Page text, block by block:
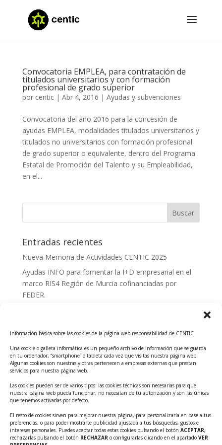
Información básica sobre las cookies de la página web responsabilidad de CENTIC
Una cookie o galleta informática es un pequeño archivo de información que se guarda
en tu ordenador, “smartphone” o tableta cada vez que visitas nuestra página web.
Algunas cookies son nuestras y otras pertenecen a empresas externas que prestan
servicios para nuestra página web.
Las cookies pueden ser de varios tipos: las cookies técnicas son necesarias para que
nuestra página web pueda funcionar, no necesitan de tu autorización y son las únicas
que tenemos activadas por defecto.
El resto de cookies sirven para mejorar nuestra página, para personalizarla en base a tus
preferencias, o para poder mostrarte publicidad ajustada a tus búsquedas, gustos e
intereses personales. Puedes aceptar todas estas cookies pulsando el botón ACEPTAR,
rechazarlas pulsando el botón RECHAZAR o configurarlas clicando en el apartado VER
Convocatoria EMPLEA, para contratación de
titulados universitarios y con formación
profesional de grado superior
por centic| Abr 4, 2016 | Ayudas y subvenciones
Convocatoria del año 2016 para la concesión de
ayudas EMPLEA, modalidades titulados universitarios y
titulados no universitarios con formación profesional
de grado superior o equivalente, dentro del Programa
Estatal de Promoción del Talento y su Empleabilidad,
en el...
Entradas recientes
Nueva Memoria de Actividades CENTIC 2025
Ayudas INFO para fomentar la I+D empresarial en el
marco RIS4 Región de Murcia cofinanciadas por
FEDER.
Tecnológicos 2ª ed.
Ayudas INFO para el apoyo a las empresas
innovadoras con potencial tecnológico y escalables
Convocatoria Cheque de Innovación. Ayudas INFO
para la contratación de servicios de Innovación y
Competitividad
Cheque Inversión del INFO. Ayudas para la
contratación de servicios de Innovación y
Competitividad para apoyar rondas de financiación.